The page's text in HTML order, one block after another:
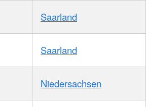
Saarland
Saarland
Niedersachsen